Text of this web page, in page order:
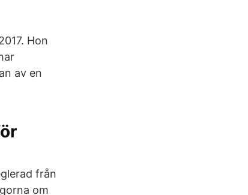
Hon
av en
från
om